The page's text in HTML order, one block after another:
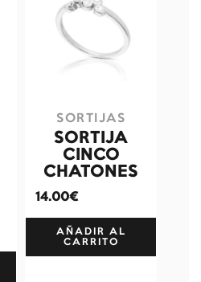
SORTIJAS
SORTIJA
CINCO
CHATONES
14.00€
AÑADIR AL
CARRITO